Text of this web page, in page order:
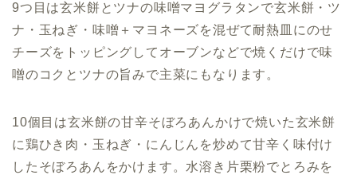
9つ目は玄米餅とツナの味噌マヨグラタンで玄米餅・ツ
ナ・玉ねぎ・味噌＋マヨネーズを混ぜて耐熱皿にのせ
チーズをトッピングしてオーブンなどで焼くだけで味
噌のコクとツナの旨みで主菜にもなります。
10個目は玄米餅の甘辛そぼろあんかけで焼いた玄米餅
に鶏ひき肉・玉ねぎ・にんじんを炒めて甘辛く味付け
したそぼろあんをかけます。水溶き片栗粉でとろみを